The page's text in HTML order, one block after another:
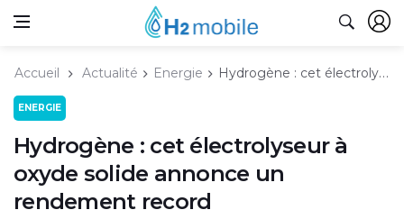
Accueil Actualité Energie Hydrogène : cet électrolyseur à oxyde solide annonce un rendement record
ENERGIE
Hydrogène : cet électrolyseur à
oxyde solide annonce un
rendement record